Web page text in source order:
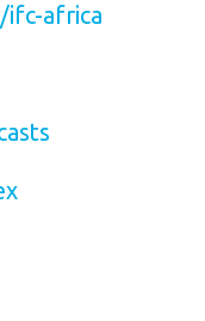
ifc-africa